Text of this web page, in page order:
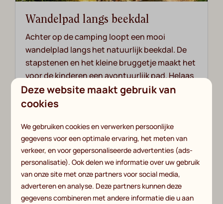
Wandelpad langs beekdal
Achter op de camping loopt een mooi
wandelplad langs het natuurlijk beekdal. De
stapstenen en het kleine bruggetje maakt het
voor de kinderen een avontuurlijk pad. Helaas
is het wandelpad niet geschikt voor rolstoelen
en kinderwagens.
Deze website maakt gebruik van
cookies
We gebruiken cookies en verwerken persoonlijke
gegevens voor een optimale ervaring, het meten van
verkeer, en voor gepersonaliseerde advertenties (ads-
personalisatie). Ook delen we informatie over uw gebruik
van onze site met onze partners voor social media,
adverteren en analyse. Deze partners kunnen deze
gegevens combineren met andere informatie die u aan